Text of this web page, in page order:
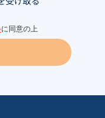
に同意の上